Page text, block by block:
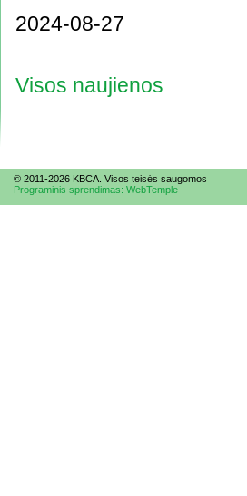
2024-08-27
Visos naujienos
© 2011-2026 KBCA. Visos teisės saugomos
Programinis sprendimas: WebTemple